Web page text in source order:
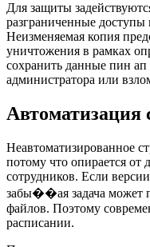
Для защиты
разграниченные
Неизменяемая копия
уничтожения в рамках
сохранить данные пин
администратора или
Автоматизация
Неавтоматизированное
потому что опирается
сотрудников. Если
забы��ая задача может
файлов. Поэтому
расписании.